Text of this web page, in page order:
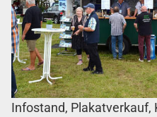
Infostand, Plakatverkauf,